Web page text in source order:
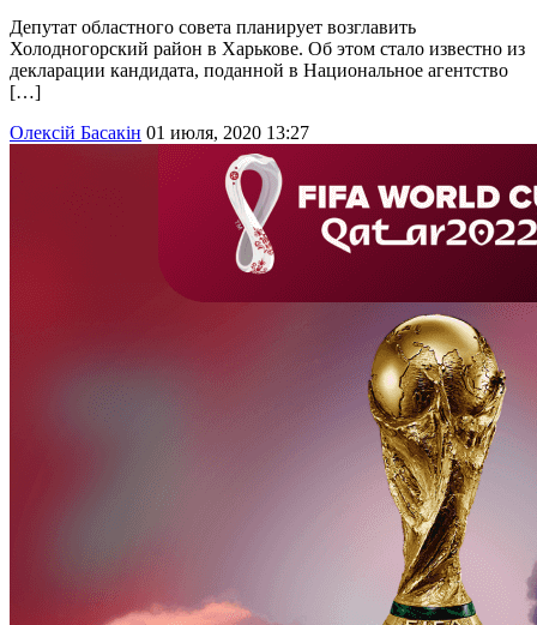
Депутат областного совета планирует возглавить
Холодногорский район в Харькове. Об этом стало известно из
декларации кандидата, поданной в Национальное агентство
[…]
Олексій Басакін 01 июля, 2020 13:27